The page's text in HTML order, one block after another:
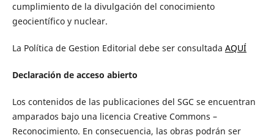
cumplimiento de la divulgación del conocimiento
geocientífico y nuclear.
La Política de Gestion Editorial debe ser consultada AQUÍ
Declaración de acceso abierto
Los contenidos de las publicaciones del SGC se encuentran
amparados bajo una licencia Creative Commons –
Reconocimiento. En consecuencia, las obras podrán ser